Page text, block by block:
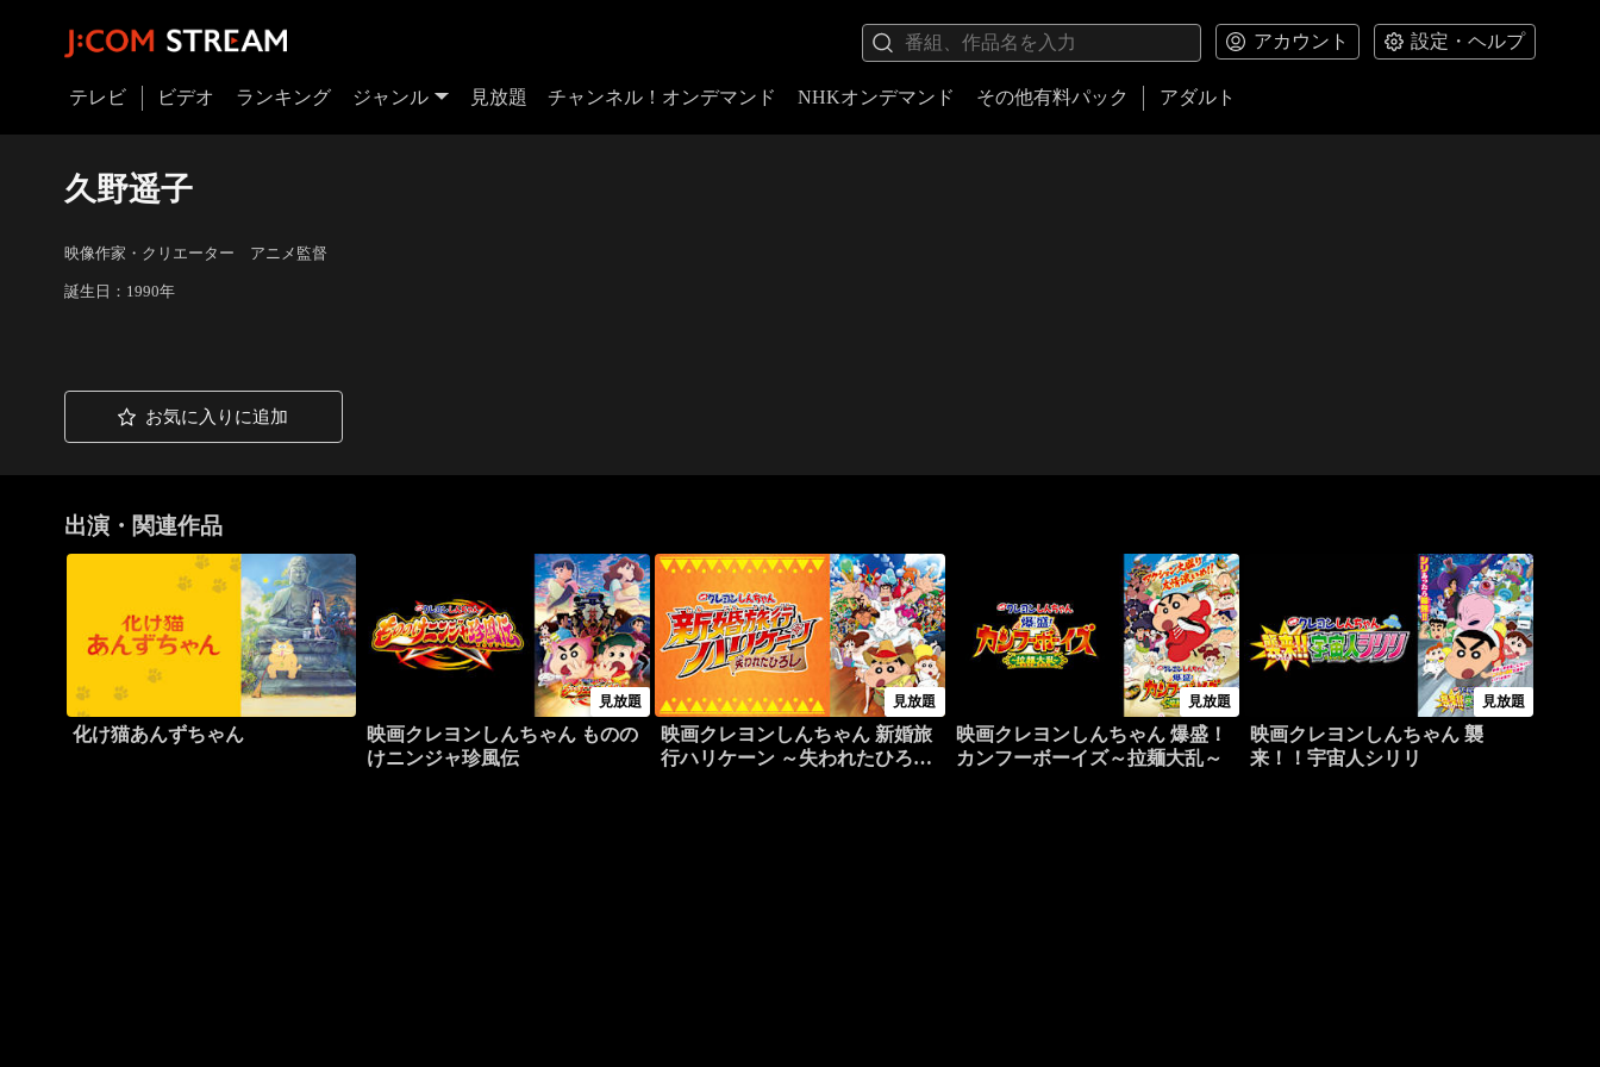
アカウント 設定・ヘルプ
テレビ ビデオ ランキング ジャンル 見放題 チャンネル！オンデマンド NHKオンデマンド その他有料パック アダルト
久野遥子
映像作家・クリエーター アニメ監督
誕生日：1990年
お気に入りに追加
出演・関連作品
化け猫あんずちゃん
見放題
映画クレヨンしんちゃん ものの
けニンジャ珍風伝
見放題
映画クレヨンしんちゃん 新婚旅
行ハリケーン ～失われたひろし
見放題
映画クレヨンしんちゃん 爆盛！
カンフーボーイズ～拉麺大乱～
見放題
映画クレヨンしんちゃん 襲
来！！宇宙人シリリ